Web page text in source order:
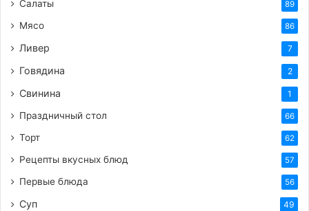
Салаты 89
Мясо 86
Ливер 7
Говядина 2
Свинина 1
Праздничный стол 66
Торт 62
Рецепты вкусных блюд 57
Первые блюда 56
Суп 49